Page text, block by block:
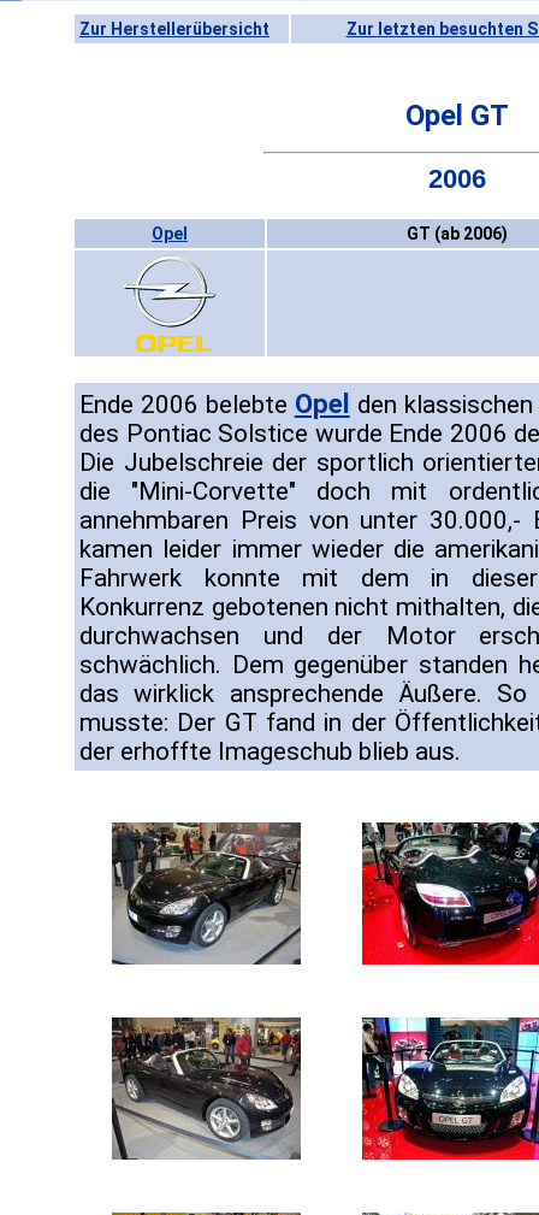
Zur Herstellerübersicht Zur letzten besuchten
Opel GT
2006
Opel GT (ab 2006)
Ende 2006 belebte Opel den
des Pontiac Solstice wurde Ende 2006
Die Jubelschreie der sportlich
die "Mini-Corvette" doch mit
annehmbaren Preis von unter 30.000,-
kamen leider immer wieder die
Fahrwerk konnte mit dem in
Konkurrenz gebotenen nicht mithalten,
durchwachsen und der Motor
schwächlich. Dem gegenüber standen
das wirklick ansprechende Äußere.
musste: Der GT fand in der
der erhoffte Imageschub blieb aus.